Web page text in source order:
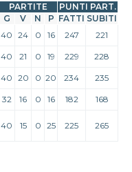
PARTITE
PUNTI PART.
G V N P FATTI SUBITI
40 24 0 16 247
221
40 21 0 19 229
228
40 20 0 20 234
235
32 16 0 16 182
168
40 15 0 25 225 265